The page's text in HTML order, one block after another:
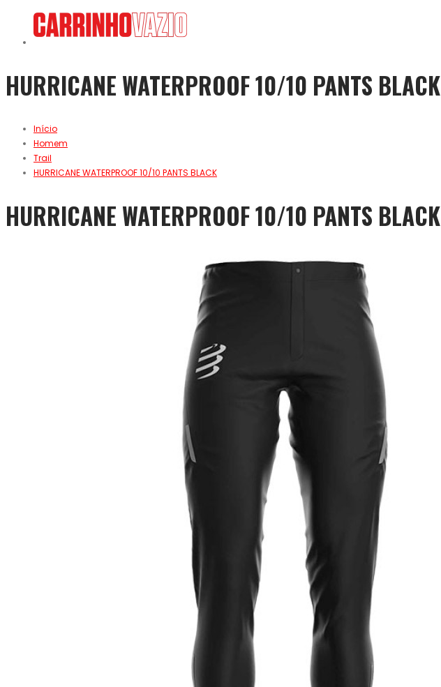
HURRICANE WATERPROOF 10/10 PANTS BLACK
Início
Homem
Trail
HURRICANE WATERPROOF 10/10 PANTS BLACK
HURRICANE WATERPROOF 10/10 PANTS BLACK